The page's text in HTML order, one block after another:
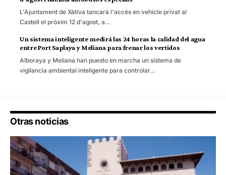
L'Ajuntament de Xàtiva tancarà l'accés en vehicle privat al
Castell el pròxim 12 d'agost, a…
Un sistema inteligente medirá las 24 horas la calidad del agua
entre Port Saplaya y Meliana para frenar los vertidos
Alboraya y Meliana han puesto en marcha un sistema de
vigilancia ambiental inteligente para controlar…
Otras noticias